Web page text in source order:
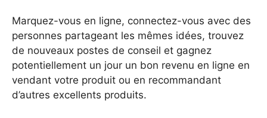
Marquez-vous en ligne, connectez-vous avec des
personnes partageant les mêmes idées, trouvez
de nouveaux postes de conseil et gagnez
potentiellement un jour un bon revenu en ligne en
vendant votre produit ou en recommandant
d’autres excellents produits.